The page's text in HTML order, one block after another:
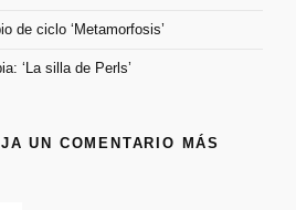
de ciclo ‘Metamorfosis’
‘La silla de Perls’
UN COMENTARIO MÁS